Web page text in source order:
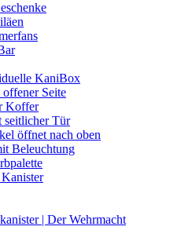
KaniBox
Seite
Koffer
Tür
öffnet nach oben
Beleuchtung
| Der Wehrmacht